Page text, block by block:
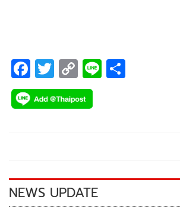
F
ac
e
k
T
wi
tt
C
o
p
k
Li
NEWS UPDATE